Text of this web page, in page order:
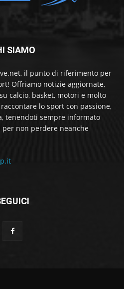
SIAMO
il punto di riferimento per
Offriamo notizie aggiornate,
calcio, basket, motori e molto
lo sport con passione,
tenendoti sempre informato
non perdere neanche